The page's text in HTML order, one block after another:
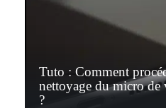
Tuto : Comment
nettoyage du micro de
?